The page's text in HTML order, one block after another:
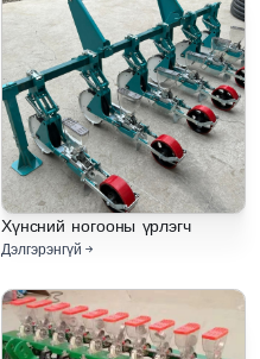
Хүнсний ногооны үрлэгч
Дэлгэрэнгүй